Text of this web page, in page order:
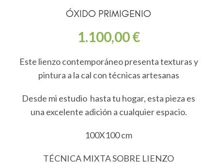
ÓXIDO PRIMIGENIO
1.100,00€
Este lienzo contemporáneo presenta texturas y
pintura a la cal con técnicas artesanas
Desde mi estudio hasta tu hogar, esta pieza es
una excelente adición a cualquier espacio.
100X100 cm
TÉCNICA MIXTA SOBRE LIENZO